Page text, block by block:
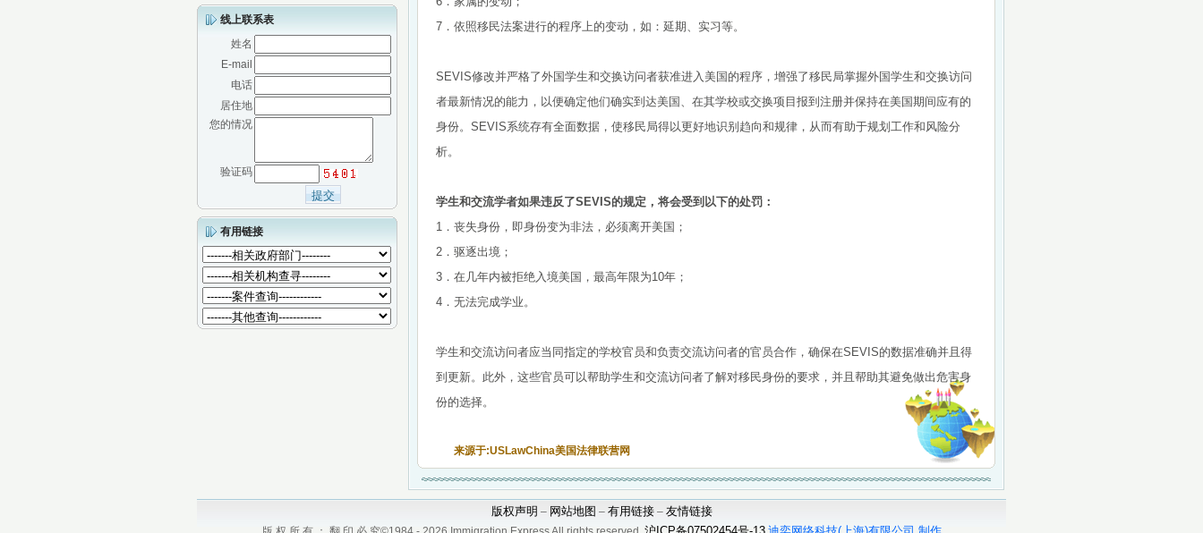
线上联系表
姓名
E-mail
电话
居住地
您的情况
验证码
有用链接
7．依照移民法案进行的程序上的变动，如：延期、实习等。
SEVIS修改并严格了外国学生和交换访问者获准进入美国的程序，增强了移民局掌握外国学生和交换访问
者最新情况的能力，以便确定他们确实到达美国、在其学校或交换项目报到注册并保持在美国期间应有的
身份。SEVIS系统存有全面数据，使移民局得以更好地识别趋向和规律，从而有助于规划工作和风险分
析。
学生和交流学者如果违反了SEVIS的规定，将会受到以下的处罚：
1．丧失身份，即身份变为非法，必须离开美国；
2．驱逐出境；
3．在几年内被拒绝入境美国，最高年限为10年；
4．无法完成学业。
学生和交流访问者应当同指定的学校官员和负责交流访问者的官员合作，确保在SEVIS的数据准确并且得
到更新。此外，这些官员可以帮助学生和交流访问者了解对移民身份的要求，并且帮助其避免做出危害身
份的选择。
来源于:USLawChina美国法律联营网
版权声明 – 网站地图 – 有用链接– 友情链接